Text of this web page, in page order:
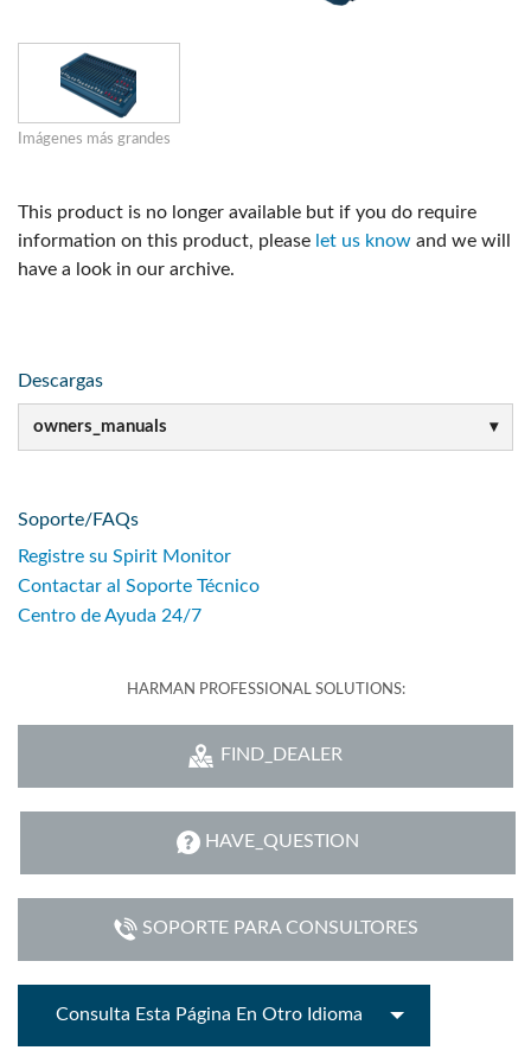
Imágenes más grandes
This product is no longer available but if you do require
information on this product, please let us know and we will
have a look in our archive.
Descargas
owners_manuals
Soporte/FAQs
Registre su Spirit Monitor
Contactar al Soporte Técnico
Centro de Ayuda 24/7
HARMAN PROFESSIONAL SOLUTIONS:
FIND_DEALER
HAVE_QUESTION
SOPORTE PARA CONSULTORES
Consulta Esta Página En Otro Idioma